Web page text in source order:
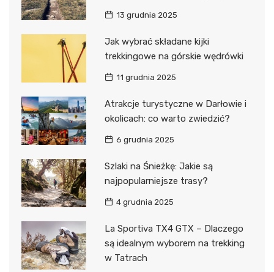
13 grudnia 2025
Jak wybrać składane kijki
trekkingowe na górskie wędrówki
11 grudnia 2025
Atrakcje turystyczne w Darłowie i
okolicach: co warto zwiedzić?
6 grudnia 2025
Szlaki na Śnieżkę: Jakie są
najpopularniejsze trasy?
4 grudnia 2025
La Sportiva TX4 GTX – Dlaczego
są idealnym wyborem na trekking
w Tatrach